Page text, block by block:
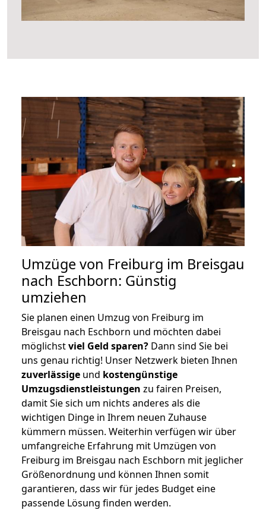
Umzüge von Freiburg im Breisgau
nach Eschborn: Günstig
umziehen
Sie planen einen Umzug von Freiburg im
Breisgau nach Eschborn und möchten dabei
möglichstviel Geld sparen? Dann sind Sie bei
uns genau richtig! Unser Netzwerk bieten Ihnen
zuverlässige und kostengünstige
Umzugsdienstleistungen zu fairen Preisen,
damit Sie sich um nichts anderes als die
wichtigen Dinge in Ihrem neuen Zuhause
kümmern müssen. Weiterhin verfügen wir über
umfangreiche Erfahrung mit Umzügen von
Freiburg im Breisgau nach Eschborn mit jeglicher
Größenordnung und können Ihnen somit
garantieren, dass wir für jedes Budget eine
passende Lösung finden werden.